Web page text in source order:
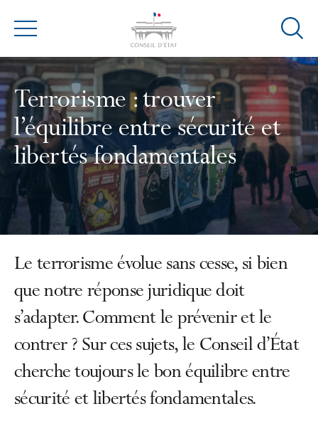
Menu
Ouvrir
de
Terrorisme : trouver
l’équilibre entre sécurité et
libertés fondamentales
Le terrorisme évolue sans cesse, si bien
que notre réponse juridique doit
s’adapter. Comment le prévenir et le
contrer ? Sur ces sujets, le Conseil d’État
cherche toujours le bon équilibre entre
sécurité et libertés fondamentales.